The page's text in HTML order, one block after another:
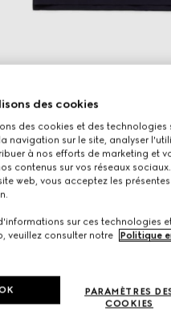
marine
des cookies
des cookies et des technologies
navigation sur le site, analyser
à nos efforts de marketing et
contenus sur vos réseaux
web, vous acceptez les
sur ces technologies
veuillez consulter notre
Politique
PARAMÈTRES
COOKIES